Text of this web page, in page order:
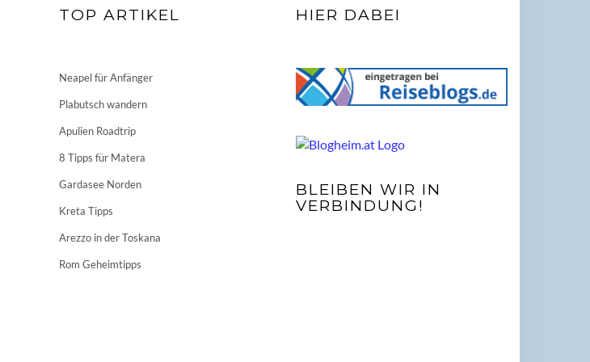
TOP ARTIKEL
Neapel für Anfänger
Plabutsch wandern
Apulien Roadtrip
8 Tipps für Matera
Gardasee Norden
Kreta Tipps
Arezzo in der Toskana
Rom Geheimtipps
HIER DABEI
BLEIBEN WIR IN
VERBINDUNG!